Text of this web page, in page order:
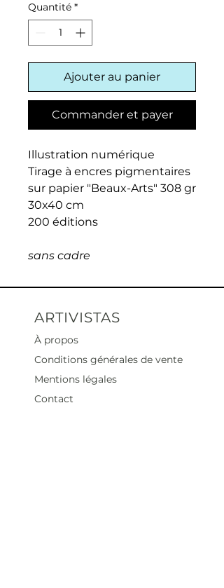
Quantité *
Ajouter au panier
Commander et payer
Illustration numérique
Tirage à encres pigmentaires
sur papier "Beaux-Arts" 308 gr
30x40 cm
200 éditions
sans cadre
ARTIVISTAS
À propos
Conditions générales de vente
Mentions légales
Contact